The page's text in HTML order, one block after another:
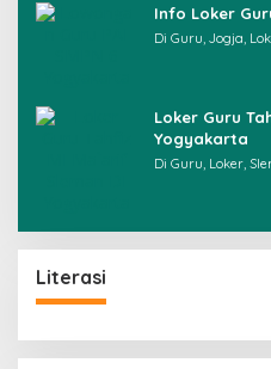
Info Loker
Di Guru, Jogja,
Loker Guru
Yogyakarta
Di Guru, Loker,
Literasi